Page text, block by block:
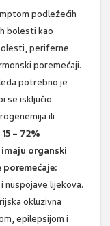
podležećih
bolesti kao
periferne
poremećaji.
potrebno je
se isključio
ili
– 72%
organski
nuspojave lijekova.
okluzivna
epilepsijom i